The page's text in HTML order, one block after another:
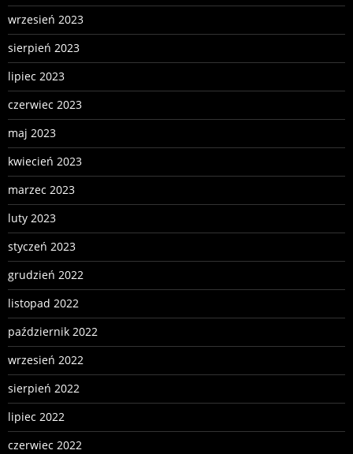
wrzesień 2023
sierpień 2023
lipiec 2023
czerwiec 2023
maj 2023
kwiecień 2023
marzec 2023
luty 2023
styczeń 2023
grudzień 2022
listopad 2022
październik 2022
wrzesień 2022
sierpień 2022
lipiec 2022
czerwiec 2022